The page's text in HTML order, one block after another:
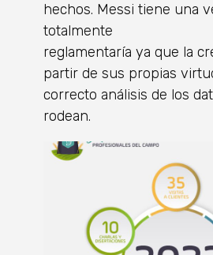
hechos. Messi tiene una
totalmente
reglamentaría ya que la
partir de sus propias
correcto análisis de los
rodean.